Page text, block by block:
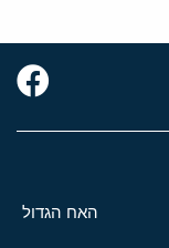
האח הגדול